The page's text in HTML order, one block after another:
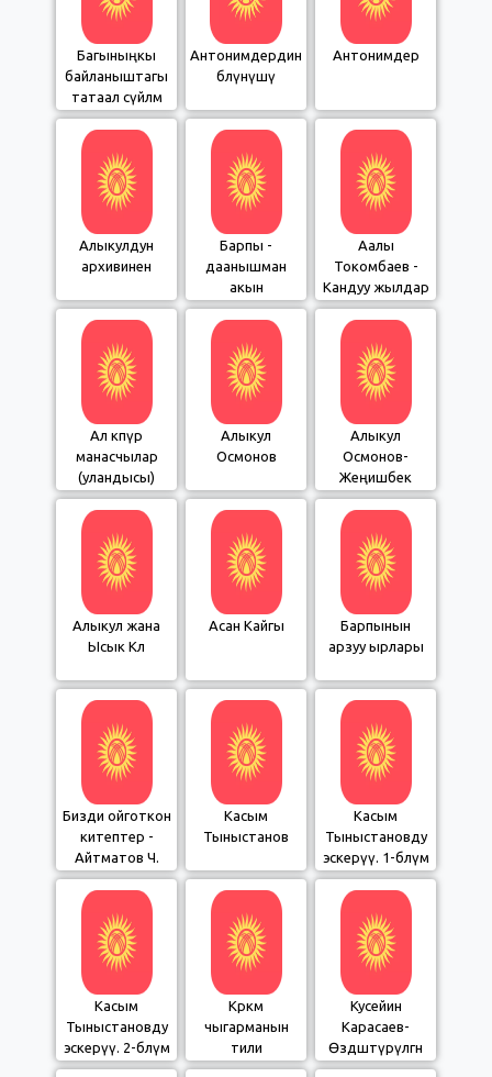
Багыныңкы
байланыштагы
татаал сүйлөм
Антонимдердин
бөлүнүшү
Антонимдер
Алыкулдун
архивинен
Барпы -
даанышман
акын
Аалы
Токомбаев -
Кандуу жылдар
Ал көпүрө
манасчылар
(уландысы)
Алыкул
Осмонов
Алыкул
Осмонов-
Жеңишбек
поэмасы
Алыкул жана
Ысык Көл
Асан Кайгы
Барпынын
арзуу ырлары
Бизди ойготкон
китептер -
Айтматов Ч.
Касым
Тыныстанов
Касым
Тыныстановду
эскерүү. 1-бөлүм
Касым
Тыныстановду
эскерүү. 2-бөлүм
Көркөм
чыгарманын
тили
Кусейин
Карасаев-
Өздөштүрүлгөн
сөздөр. 2-бөлүм